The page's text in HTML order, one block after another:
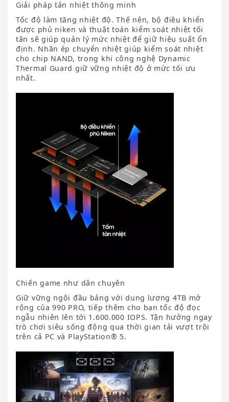
Giải pháp tản nhiệt thông minh
Tốc độ làm tăng nhiệt độ. Thế nên, bộ điều khiển
được phủ niken và thuật toán kiểm soát nhiệt tối
tân sẽ giúp quản lý mức nhiệt để giữ hiệu suất ổn
định. Nhãn ép chuyển nhiệt giúp kiểm soát nhiệt
cho chip NAND, trong khi công nghệ Dynamic
Thermal Guard giữ vững nhiệt độ ở mức tối ưu
nhất.
Chiến game như dân chuyên
Giữ vững ngôi đầu bảng với dung lượng 4TB mở
rộng của 990 PRO, tiếp thêm cho bạn tốc độ đọc
ngẫu nhiên lên tới 1.600.000 IOPS. Tận hưởng ngay
trò chơi siêu sống động qua thời gian tải vượt trội
trên cả PC và PlayStation® 5.